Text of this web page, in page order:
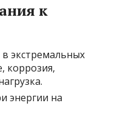
к
экстремальных
коррозия,
энергии на